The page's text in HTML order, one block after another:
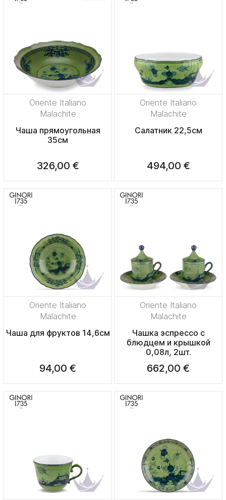
Oriente Italiano
Malachite
Чаша прямоугольная
35см
326,00 €
Oriente Italiano
Malachite
Салатник 22,5см
494,00 €
Oriente Italiano
Malachite
Чаша для фруктов 14,6см
94,00 €
Oriente Italiano
Malachite
Чашка эспрессо с
блюдцем и крышкой
0,08л, 2шт.
662,00 €